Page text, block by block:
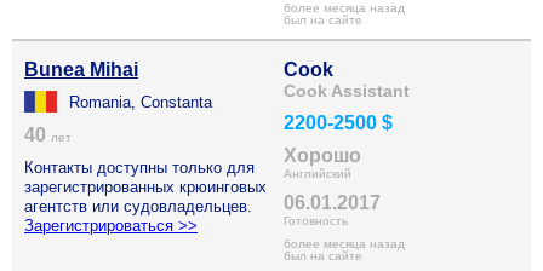
более месяца назад
был на сайте
Bunea Mihai
Romania, Constanta
40 лет
Контакты доступны только для
зарегистрированных крюинговых
агентств или судовладельцев.
Зарегистрироваться >>
Cook
Cook Assistant
2200-2500 $
Хорошо
Английский
06.01.2017
Готовность
более месяца назад
был на сайте